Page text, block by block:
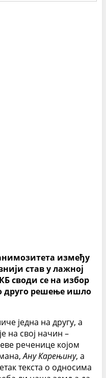
између
став у лажној
своди се на избор
друго решење ишло
једна на другу, а
на свој начин –
реченице којом
Ану Карењину, а
текста о односима